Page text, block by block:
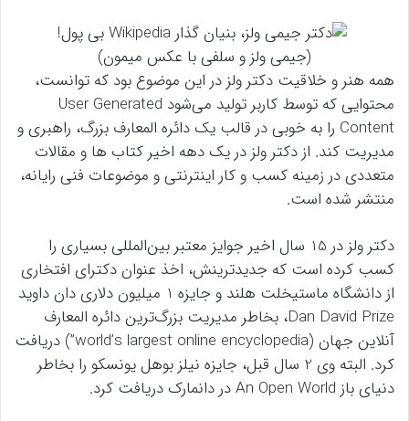
(جیمی ولز و سلفی با عکس میمون)
همه هنر و خلاقیت دکتر ولز در این موضوع بود که توانست،
محتوایی که توسط کاربر تولید می‌شود User Generated
Content را به خوبی در قالب یک دائره المعارف بزرگ، راهبری و
مدیریت کند. از دکتر ولز در یک دهه اخیر کتاب ها و مقالات
متعددی در زمینه کسب و کار اینترنتی و موضوعات فنی رایانه،
منتشر شده است.
دکتر ولز در 15 سال اخیر جوایز معتبر بین‌المللی بسیاری را
کسب کرده است که جدیدترینش، اخذ عنوان دکترای افتخاری
از دانشگاه ماستیخلت هلند و جایزه 1 میلیون دلاری دان داوید
Dan David Prize، بخاطر مدیریت بزرگ‌ترین دائره المعارف
آنلاین جهان (world’s largest online encyclopedia”) دریافت
کرد. البته وی 2 سال قبل، جایزه نیلز بوهل یونسکو را بخاطر
دنیای باز An Open World در دانمارک دریافت کرد.